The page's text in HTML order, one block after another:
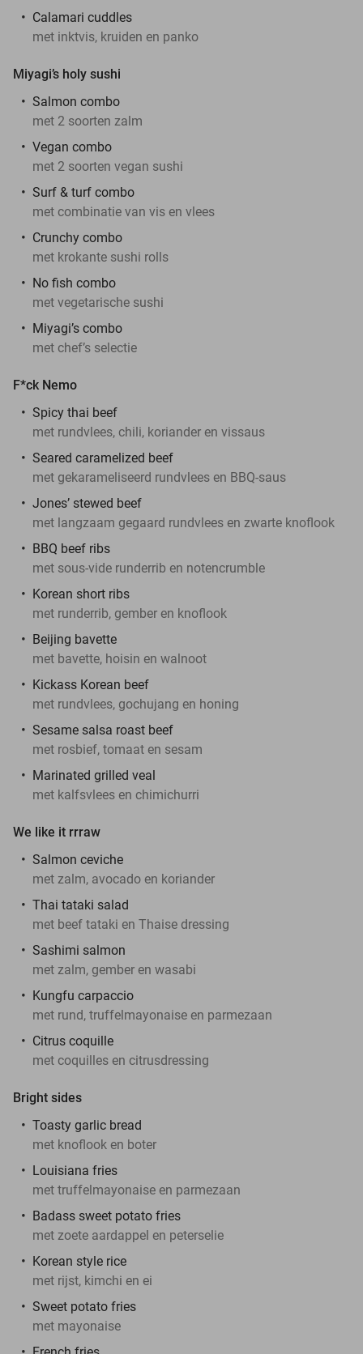
Calamari cuddles
met inktvis, kruiden en panko
Miyagi’s holy sushi
Salmon combo
met 2 soorten zalm
Vegan combo
met 2 soorten vegan sushi
Surf & turf combo
met combinatie van vis en vlees
Crunchy combo
met krokante sushi rolls
No fish combo
met vegetarische sushi
Miyagi’s combo
met chef’s selectie
F*ck Nemo
Spicy thai beef
met rundvlees, chili, koriander en vissaus
Seared caramelized beef
met gekarameliseerd rundvlees en BBQ-saus
Jones’ stewed beef
met langzaam gegaard rundvlees en zwarte knoflook
BBQ beef ribs
met sous-vide runderrib en notencrumble
Korean short ribs
met runderrib, gember en knoflook
Beijing bavette
met bavette, hoisin en walnoot
Kickass Korean beef
met rundvlees, gochujang en honing
Sesame salsa roast beef
met rosbief, tomaat en sesam
Marinated grilled veal
met kalfsvlees en chimichurri
We like it rrraw
Salmon ceviche
met zalm, avocado en koriander
Thai tataki salad
met beef tataki en Thaise dressing
Sashimi salmon
met zalm, gember en wasabi
Kungfu carpaccio
met rund, truffelmayonaise en parmezaan
Citrus coquille
met coquilles en citrusdressing
Bright sides
Toasty garlic bread
met knoflook en boter
Louisiana fries
met truffelmayonaise en parmezaan
Badass sweet potato fries
met zoete aardappel en peterselie
Korean style rice
met rijst, kimchi en ei
Sweet potato fries
met mayonaise